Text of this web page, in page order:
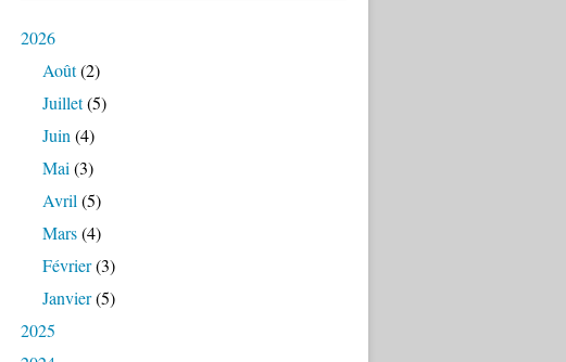
2026
Août(2)
Juillet(5)
Juin (4)
Mai (3)
Avril (5)
Mars(4)
Février(3)
Janvier(5)
2025